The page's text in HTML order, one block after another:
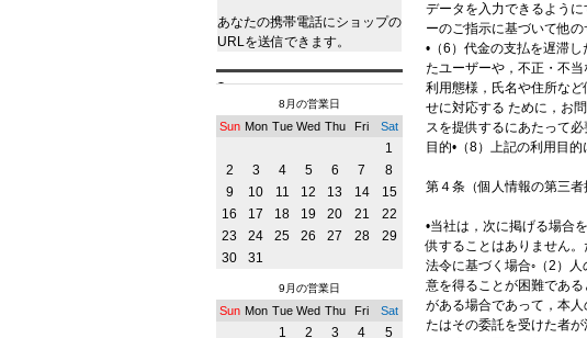
データを入力できるよう
ーのご指示に基づいて他
•（6）代金の支払を遅滞
たユーザーや，不正・不
利用態様，氏名や住所な
せに対応する ために，お
スを提供するにあたって
目的•（8）上記の利用目
第４条（個人情報の第三者
•当社は，次に掲げる場合
供することはありません。
法令に基づく場合◦（2）
意を得ることが困難であ
がある場合であって，本
たはその委託を受けた者
あなたの携帯電話にショップの
URLを送信できます。
8月の営業日
Sun Mon Tue Wed Thu Fri Sat
1
2
3 4 5 6 7
8
9
10 11 12 13 14
15
16
17 18 19 20 21
22
23
24 25 26 27 28
29
30
31
9月の営業日
Sun Mon Tue Wed Thu Fri Sat
1 2 3 4
5